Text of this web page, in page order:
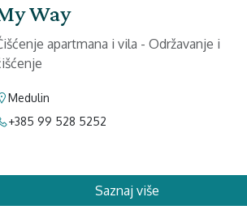
Way
apartmana i vila - Održavanje i
Medulin
+385 99 528 5252
Saznaj više